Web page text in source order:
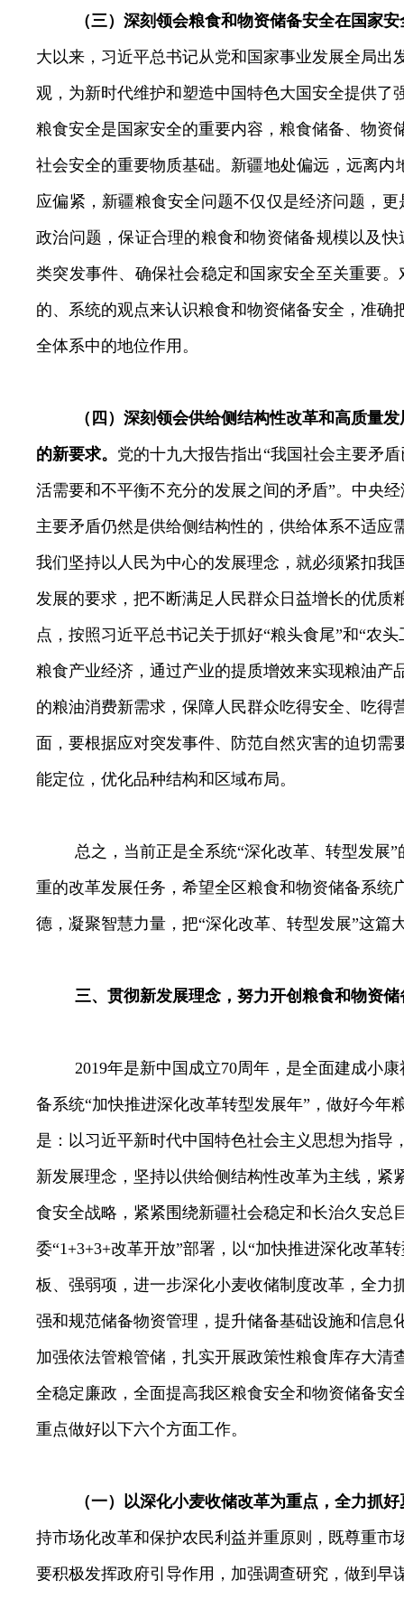
（三）深刻领会粮食和物资储备安全在国家
大以来，习近平总书记从党和国家事业发展全局出
观，为新时代维护和塑造中国特色大国安全提供了
粮食安全是国家安全的重要内容，粮食储备、物资
社会安全的重要物质基础。 新疆地处偏远，远离内
应偏紧，新疆粮食安全问题不仅仅是经济问题，
政治问题，保证合理的粮食和物资储备规模以及
类突发事件、确保社会稳定和国家安全至关重要。
的、系统的观点来认识粮食和物资储备安全，准确
全体系中的地位作用。
（四）深刻领会供给侧结构性改革和高质量
的新要求。 党的十九大报告指出“我国社会主要矛
活需要和不平衡不充分的发展之间的矛盾”。中央
主要矛盾仍然是供给侧结构性的，供给体系不适应
我们坚持以人民为中心的发展理念，就必须紧扣我
发展的要求，把不断满足人民群众日益增长的优质
点，按照习近平总书记关于抓好“粮头食尾”和“农头
粮食产业经济，通过产业的提质增效来实现粮油产
的粮油消费新需求，保障人民群众吃得安全、 吃得
面，要根据应对突发事件、防范自然灾害的迫切需
能定位，优化品种结构和区域布局。
总之，当前正是全系统“深化改革、转型发展
重的改革发展任务，希望全区粮食和物资储备系统
德，凝聚智慧力量，把“深化改革、转型发展”这篇
三、贯彻新发展理念，努力开创粮食和物资
2019年是新中国成立70周年，是全面建成小
备系统“加快推进深化改革转型发展年”，做好今年
是：以习近平新时代中国特色社会主义思想为指导
新发展理念，坚持以供给侧结构性改革为主线，紧
食安全战略，紧紧围绕新疆社会稳定和长治久安总
委“1+3+3+改革开放”部署，以“加快推进深化改革
板、强弱项，进一步深化小麦收储制度改革，全力
强和规范储备物资管理，提升储备基础设施和信息
加强依法管粮管储，扎实开展政策性粮食库存大清
全稳定廉政，全面提高我区粮食安全和物资储备安
重点做好以下六个方面工作。
（一）以深化小麦收储改革为重点，全力抓
持市场化改革和保护农民利益并重原则，既尊重市
要积极发挥政府引导作用，加强调查研究，做到早